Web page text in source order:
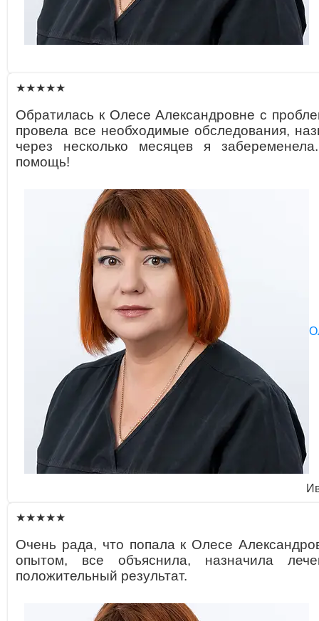
★★★★★
Обратилась к Олесе Александровне с
провела все необходимые обследования,
через несколько месяцев я
помощь!
★★★★★
Очень рада, что попала к Олесе
опытом, все объяснила, назначила
положительный результат.